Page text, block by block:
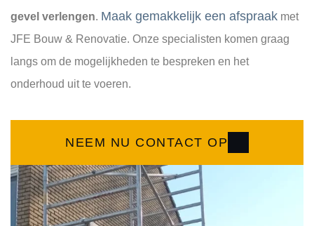
gevel verlengen. Maak gemakkelijk een afspraak met
JFE Bouw & Renovatie. Onze specialisten komen graag
langs om de mogelijkheden te bespreken en het
onderhoud uit te voeren.
NEEM NU CONTACT OP